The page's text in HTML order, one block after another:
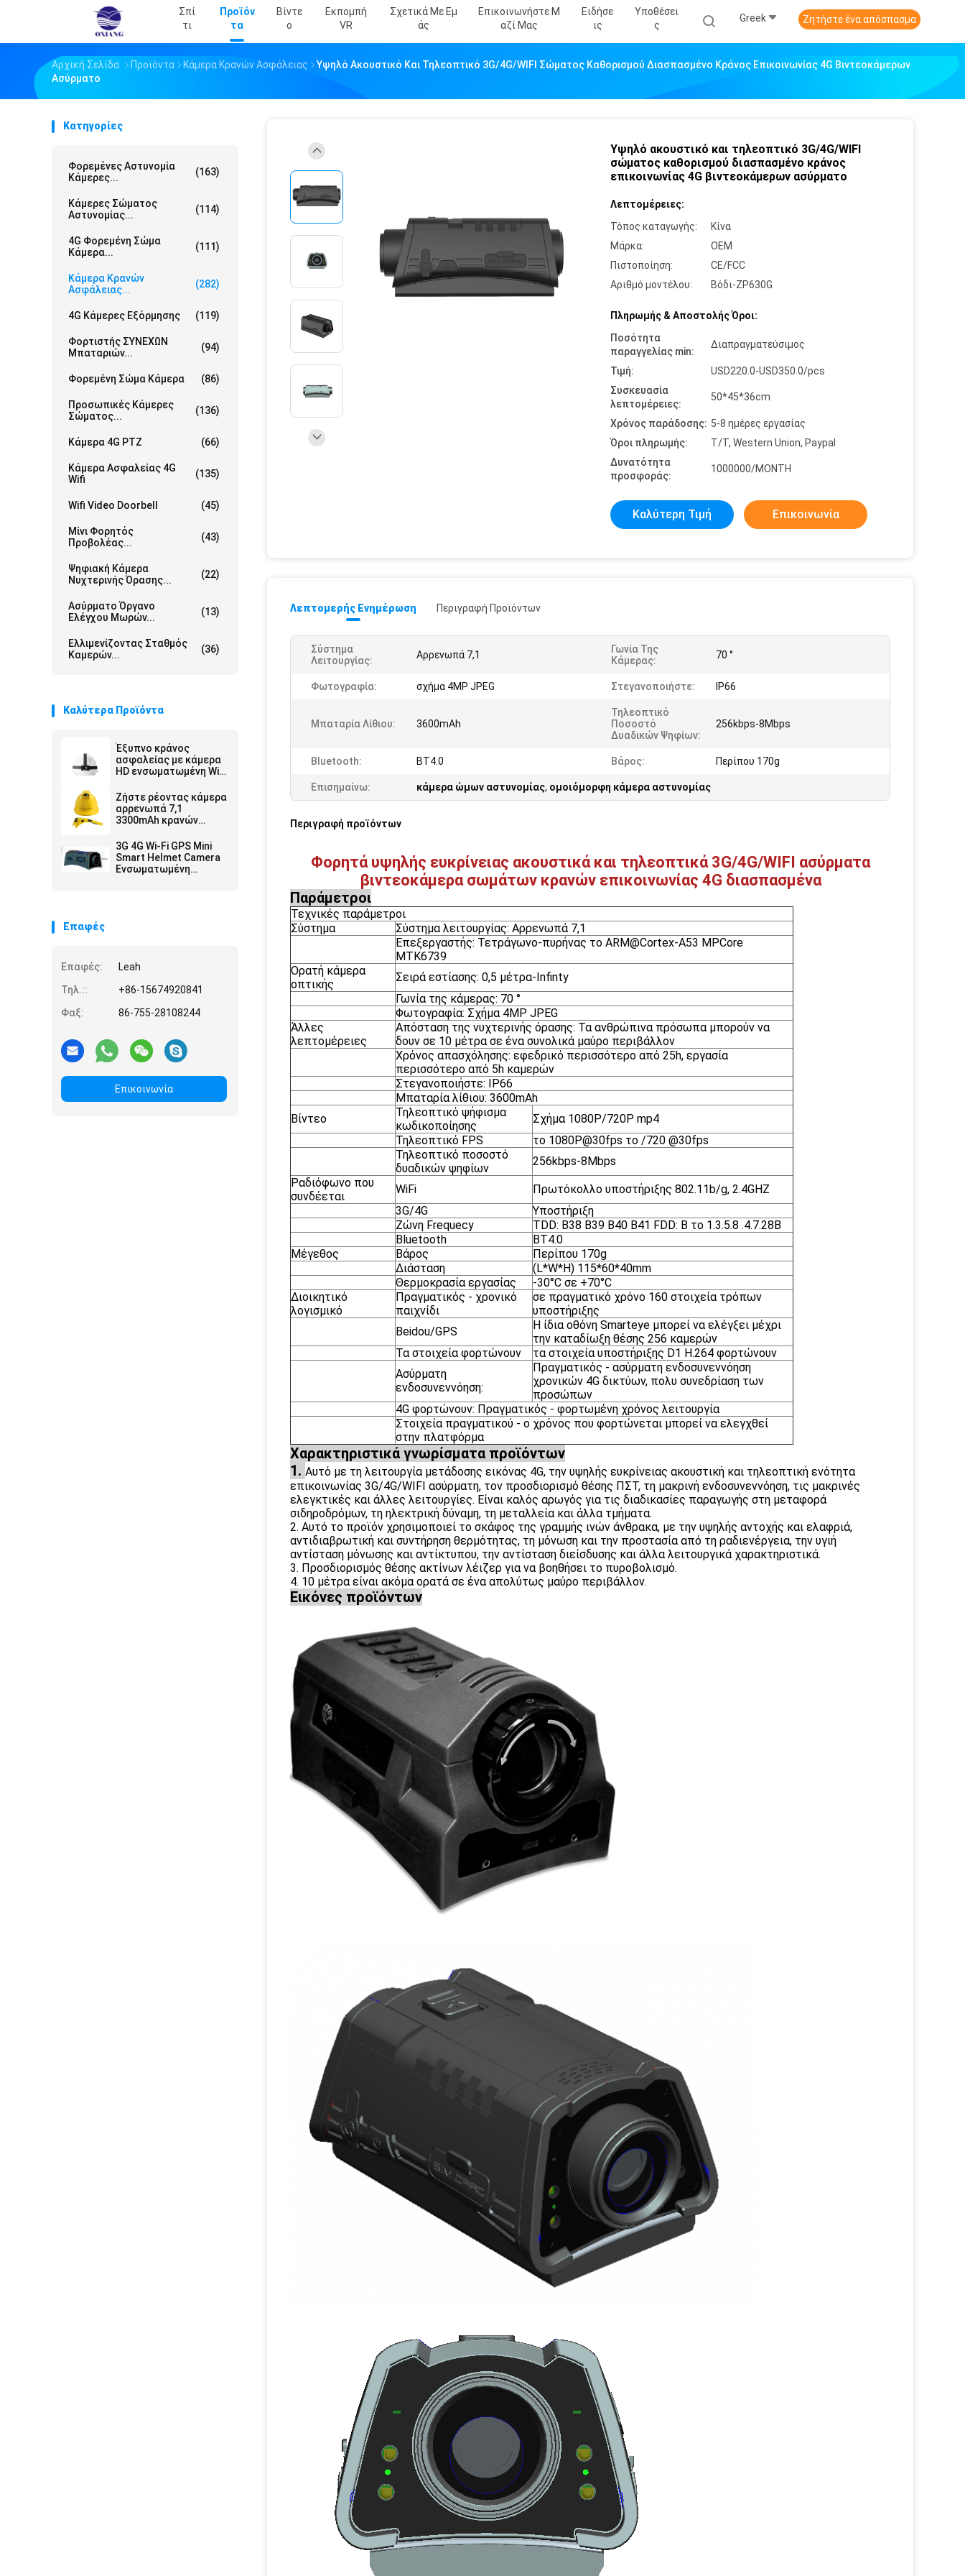
Σπί
Τι
Προϊόν
Τα
Βίντε
Ο
Εκπομπή
VR
Σχετικά Με Εμ
Άς
Επικοινωνήστε Μ
Αζί Μας
Ειδήσε
Ις
Υποθέσει
Σ
Greek Ζητήστε ένα απόσπασμα
Αρχική Σελίδα Προϊόντα Κάμερα Κρανών Ασφάλειας
Υψηλό Ακουστικό Και Τηλεοπτικό 3G/4G/WIFI Σώματος Καθορισμού Διασπασμένο Κράνος Επικοινωνίας 4G Βιντεοκάμερων
Ασύρματο
Κατηγορίες
Φορεμένες Αστυνομία
Κάμερες...
(163)
Κάμερες Σώματος
Αστυνομίας...
(114)
4G Φορεμένη Σώμα
Κάμερα...
(111)
Κάμερα Κρανών
Ασφάλειας...
(282)
4G Κάμερες Εξόρμησης (119)
Φορτιστής ΣΥΝΕΧΩΝ
Μπαταριών...
(94)
Φορεμένη Σώμα Κάμερα (86)
Προσωπικές Κάμερες
Σώματος...
(136)
Κάμερα 4G PTZ (66)
Κάμερα Ασφαλείας 4G
Wifi
(135)
Wifi Video Doorbell (45)
Μίνι Φορητός
Προβολέας...
(43)
Ψηφιακή Κάμερα
Νυχτερινής Όρασης...
(22)
Ασύρματο Όργανο
Ελέγχου Μωρών...
(13)
Ελλιμενίζοντας Σταθμός
Καμερών...
(36)
Καλύτερα Προϊόντα
Έξυπνο κράνος
ασφαλείας με κάμερα
HD ενσωματωμένη Wifi
εντοπισμός
Ζήστε ρέοντας κάμερα
αρρενωπά 7,1
3300mAh κρανών
3G 4G Wi-Fi GPS Mini
Smart Helmet Camera
Ενσωματωμένη
Επαφές
Επαφές:
Leah
Τηλ.::
+86-15674920841
Φαξ:
86-755-28108244
Επικοινωνία
Υψηλό ακουστικό και τηλεοπτικό 3G/4G/WIFI
σώματος καθορισμού διασπασμένο κράνος
επικοινωνίας 4G βιντεοκάμερων ασύρματο
Λεπτομέρειες:
Τόπος καταγωγής:
Κίνα
Μάρκα:
OEM
Πιστοποίηση:
CE/FCC
Αριθμό μοντέλου:
Βόδι-ZP630G
Πληρωμής & Αποστολής Όροι:
Ποσότητα
παραγγελίας min:
Διαπραγματεύσιμος
Τιμή:
USD220.0-USD350.0/pcs
Συσκευασία
λεπτομέρειες:
50*45*36cm
Χρόνος παράδοσης: 5-8 ημέρες εργασίας
Όροι πληρωμής:
T/T, Western Union, Paypal
Δυνατότητα
προσφοράς:
1000000/MONTH
Καλύτερη Τιμή Επικοινωνία
Λεπτομερής Ενημέρωση Περιγραφή Προϊόντων
Σύστημα
Λειτουργίας:
Αρρενωπά 7,1
Γωνία Της
Κάμερας:
70 °
Φωτογραφία: σχήμα 4MP JPEG Στεγανοποιήστε: IP66
Μπαταρία Λίθιου: 3600mAh
Τηλεοπτικό
Ποσοστό
Δυαδικών Ψηφίων:
256kbps-8Mbps
Bluetooth: BT4.0 Βάρος: Περίπου 170g
Επισημαίνω: κάμερα ώμων αστυνομίας, ομοιόμορφη κάμερα αστυνομίας
Περιγραφή προϊόντων
Φορητά υψηλής ευκρίνειας ακουστικά και τηλεοπτικά 3G/4G/WIFI ασύρματα
βιντεοκάμερα σωμάτων κρανών επικοινωνίας 4G διασπασμένα
Παράμετροι
Τεχνικές παράμετροι
Σύστημα
Σύστημα λειτουργίας: Αρρενωπά 7,1
Επεξεργαστής: Τετράγωνο-πυρήνας το ARM@Cortex-A53 MPCore
MTK6739
Ορατή κάμερα
οπτικής
Σειρά εστίασης: 0,5 μέτρα-Infinty
Γωνία της κάμερας: 70 °
Φωτογραφία: Σχήμα 4MP JPEG
Άλλες
λεπτομέρειες
Απόσταση της νυχτερινής όρασης: Τα ανθρώπινα πρόσωπα μπορούν να
δουν σε 10 μέτρα σε ένα συνολικά μαύρο περιβάλλον
Χρόνος απασχόλησης: εφεδρικό περισσότερο από 25h, εργασία
περισσότερο από 5h καμερών
Στεγανοποιήστε: IP66
Μπαταρία λίθιου: 3600mAh
Βίντεο
Τηλεοπτικό ψήφισμα
κωδικοποίησης
Σχήμα 1080P/720P mp4
Τηλεοπτικό FPS
το 1080P@30fps το /720 @30fps
Τηλεοπτικό ποσοστό
δυαδικών ψηφίων
256kbps-8Mbps
Ραδιόφωνο που
συνδέεται
WiFi
Πρωτόκολλο υποστήριξης 802.11b/g, 2.4GHZ
3G/4G
Υποστήριξη
Ζώνη Frequecy
TDD: B38 B39 B40 B41 FDD: Β το 1.3.5.8 .4.7.28B
Bluetooth
BT4.0
Μέγεθος
Βάρος
Περίπου 170g
Διάσταση
(L*W*H) 115*60*40mm
Θερμοκρασία εργασίας
-30°C σε +70°C
Διοικητικό
λογισμικό
Πραγματικός - χρονικό
παιχνίδι
σε πραγματικό χρόνο 160 στοιχεία τρόπων
υποστήριξης
Beidou/GPS
Η ίδια οθόνη Smarteye μπορεί να ελέγξει μέχρι
την καταδίωξη θέσης 256 καμερών
Τα στοιχεία φορτώνουν
τα στοιχεία υποστήριξης D1 H.264 φορτώνουν
Ασύρματη
ενδοσυνεννόηση:
Πραγματικός - ασύρματη ενδοσυνεννόηση
χρονικών 4G δικτύων, πολυ συνεδρίαση των
προσώπων
4G φορτώνουν: Πραγματικός - φορτωμένη χρόνος λειτουργία
Στοιχεία πραγματικού - ο χρόνος που φορτώνεται μπορεί να ελεγχθεί
στην πλατφόρμα
Χαρακτηριστικά γνωρίσματα προϊόντων
1. Αυτό με τη λειτουργία μετάδοσης εικόνας 4G, την υψηλής ευκρίνειας ακουστική και τηλεοπτική ενότητα
επικοινωνίας 3G/4G/WIFI ασύρματη, τον προσδιορισμό θέσης ΠΣΤ, τη μακρινή ενδοσυνεννόηση, τις μακρινές
ελεγκτικές και άλλες λειτουργίες. Είναι καλός αρωγός για τις διαδικασίες παραγωγής στη μεταφορά
σιδηροδρόμων, τη ηλεκτρική δύναμη, τη μεταλλεία και άλλα τμήματα.
2. Αυτό το προϊόν χρησιμοποιεί το σκάφος της γραμμής ινών άνθρακα, με την υψηλής αντοχής και ελαφριά,
αντιδιαβρωτική και συντήρηση θερμότητας, τη μόνωση και την προστασία από τη ραδιενέργεια, την υγιή
αντίσταση μόνωσης και αντίκτυπου, την αντίσταση διείσδυσης και άλλα λειτουργικά χαρακτηριστικά.
3. Προσδιορισμός θέσης ακτίνων λέιζερ για να βοηθήσει το πυροβολισμό.
4. 10 μέτρα είναι ακόμα ορατά σε ένα απολύτως μαύρο περιβάλλον.
Εικόνες προϊόντων